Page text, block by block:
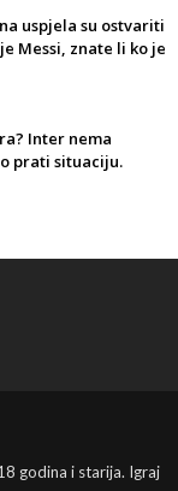
uspjela su ostvariti
Messi, znate li ko je
Inter nema
prati situaciju.
godina i starija. Igraj